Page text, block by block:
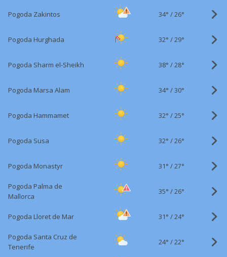
Pogoda Zakintos 34° /26°
Pogoda Hurghada 32° /29°
Pogoda Sharm el-Sheikh 38° /28°
Pogoda Marsa Alam 34° /30°
Pogoda Hammamet 32° /25°
Pogoda Susa 32° /26°
Pogoda Monastyr 31° /27°
Pogoda Palma de
Mallorca
35° /26°
Pogoda Lloret de Mar 31° /24°
Pogoda Santa Cruz de
Tenerife
24° /22°